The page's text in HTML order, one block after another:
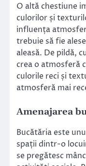
O altă chestiune
culorilor și
influența
trebuie să fie
aleasă. De pildă,
crea o atmosferă
culorile reci și
atmosferă mai
Amenajarea
Bucătăria este
spații dintr-o
se pregătesc